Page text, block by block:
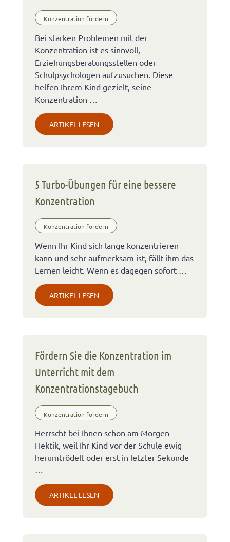
Konzentration fördern
Bei starken Problemen mit der
Konzentration ist es sinnvoll,
Erziehungsberatungsstellen oder
Schulpsychologen aufzusuchen. Diese
helfen Ihrem Kind gezielt, seine
Konzentration …
ARTIKEL LESEN
5 Turbo-Übungen für eine bessere
Konzentration
Konzentration fördern
Wenn Ihr Kind sich lange konzentrieren
kann und sehr aufmerksam ist, fällt ihm das
Lernen leicht. Wenn es dagegen sofort …
ARTIKEL LESEN
Fördern Sie die Konzentration im
Unterricht mit dem
Konzentrationstagebuch
Konzentration fördern
Herrscht bei Ihnen schon am Morgen
Hektik, weil Ihr Kind vor der Schule ewig
herumtrödelt oder erst in letzter Sekunde
…
ARTIKEL LESEN